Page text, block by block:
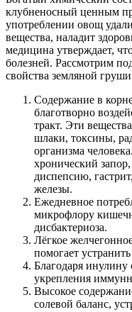
клубненосный ценным
употреблении овощ
вещества, наладит
медицина утверждает,
болезней. Рассмотрим
свойства земляной
Содержание в
благотворно
тракт. Эти
шлаки, токсины,
организма
хронический
диспепсию,
железы.
Ежедневное
микрофлору
дисбактериоза.
Лёгкое
помогает
Благодаря
укрепления
Высокое
солевой баланс,